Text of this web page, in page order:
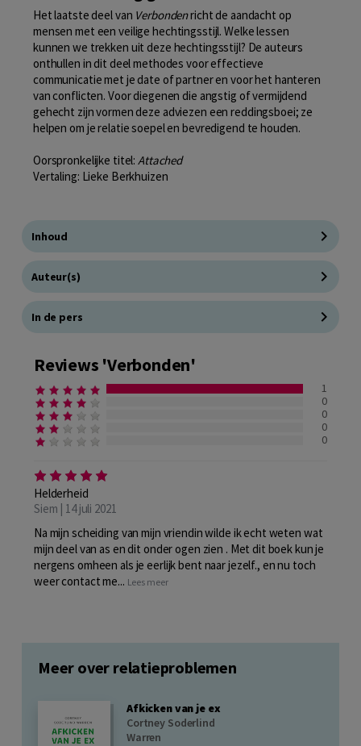
Het laatste deel van Verbondenricht de aandacht op
mensen met een veilige hechtingsstijl. Welke lessen
kunnen we trekken uit deze hechtingsstijl? De auteurs
onthullen in dit deel methodes voor effectieve
communicatie met je date of partner en voor het hanteren
van conflicten. Voor diegenen die angstig of vermijdend
gehecht zijn vormen deze adviezen een reddingsboei; ze
helpen om je relatie soepel en bevredigend te houden.
Oorspronkelijke titel:Attached
Vertaling: Lieke Berkhuizen
Inhoud
Auteur(s)
In de pers
Reviews 'Verbonden'
1
0
0
0
0
Helderheid
Siem | 14 juli 2021
Na mijn scheiding van mijn vriendin wilde ik echt weten wat
mijn deel van as en dit onder ogen zien . Met dit boek kun je
nergens omheen als je eerlijk bent naar jezelf., en nu toch
weer contact me... Lees meer
Meer over relatieproblemen
Afkicken van je ex
Cortney Soderlind
Warren